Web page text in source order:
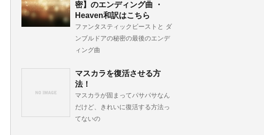
密】のエンディング曲 ・
Heaven和訳はこちら
ファンタスティックビーストと ダ
ンブルドアの秘密の最後のエンデ
ィング曲
マスカラを復活させる方
法！
マスカラが固まってパサパサなん
だけど、きれいに復活する方法っ
てないの